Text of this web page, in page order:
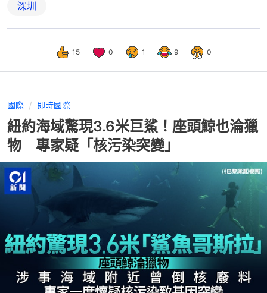
深圳
15 0 1 9 0
國際 即時國際
紐約海域驚現3.6米巨鯊！座頭鯨也淪獵
物 專家疑「核污染突變」